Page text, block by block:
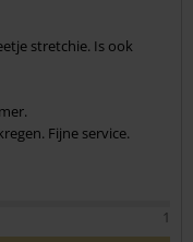
stretchie. Is ook
Fijne service.
1